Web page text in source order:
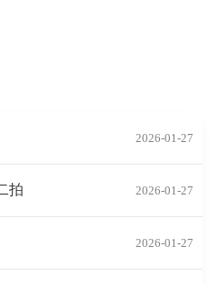
2026-01-27
拍 2026-01-27
2026-01-27